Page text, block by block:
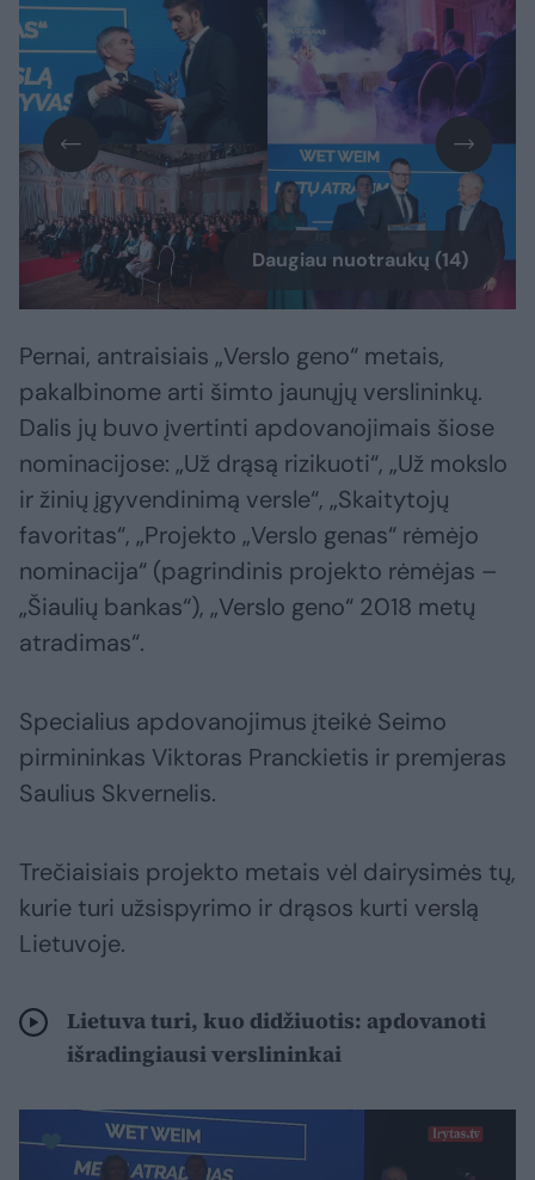
Daugiau nuotraukų (14)
Pernai, antraisiais „Verslo geno“ metais,
pakalbinome arti šimto jaunųjų verslininkų.
Dalis jų buvo įvertinti apdovanojimais šiose
nominacijose: „Už drąsą rizikuoti“, „Už mokslo
ir žinių įgyvendinimą versle“, „Skaitytojų
favoritas“, „Projekto „Verslo genas“ rėmėjo
nominacija“ (pagrindinis projekto rėmėjas –
„Šiaulių bankas“), „Verslo geno“ 2018 metų
atradimas“.
Specialius apdovanojimus įteikė Seimo
pirmininkas Viktoras Pranckietis ir premjeras
Saulius Skvernelis.
Trečiaisiais projekto metais vėl dairysimės tų,
kurie turi užsispyrimo ir drąsos kurti verslą
Lietuvoje.
Lietuva turi, kuo didžiuotis: apdovanoti
išradingiausi verslininkai